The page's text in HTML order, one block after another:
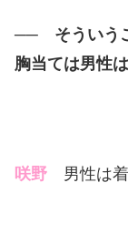
── そういう
胸当ては男性
咲野 男性は着